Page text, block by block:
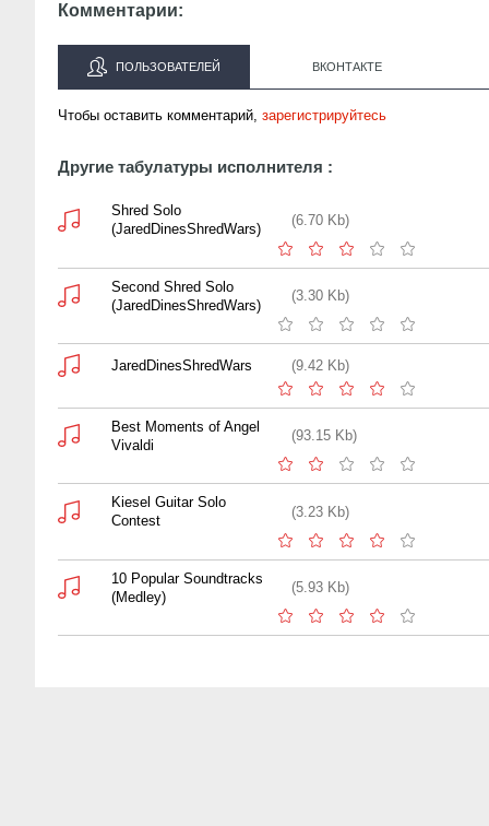
Комментарии:
ПОЛЬЗОВАТЕЛЕЙ ВКОНТАКТЕ
Чтобы оставить комментарий, зарегистрируйтесь
Другие табулатуры исполнителя :
Shred Solo
(JaredDinesShredWars)
(6.70 Kb)
Second Shred Solo
(JaredDinesShredWars)
(3.30 Kb)
JaredDinesShredWars (9.42 Kb)
Best Moments of Angel
Vivaldi
(93.15 Kb)
Kiesel Guitar Solo
Contest
(3.23 Kb)
10 Popular Soundtracks
(Medley)
(5.93 Kb)